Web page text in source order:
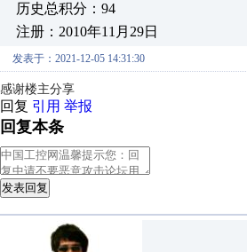
历史总积分：94
注册：2010年11月29日
发表于：2021-12-05 14:31:30
感谢楼主分享
回复 引用 举报
回复本条
发表回复